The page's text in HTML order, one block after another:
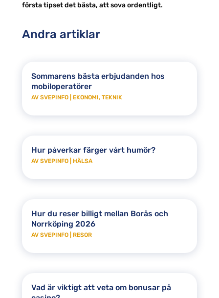
första tipset det bästa, att sova ordentligt.
Andra artiklar
Sommarens bästa erbjudanden hos
mobiloperatörer
AV SVEPINFO| EKONOMI, TEKNIK
Hur påverkar färger vårt humör?
AV SVEPINFO| HÄLSA
Hur du reser billigt mellan Borås och
Norrköping 2026
AV SVEPINFO| RESOR
Vad är viktigt att veta om bonusar på